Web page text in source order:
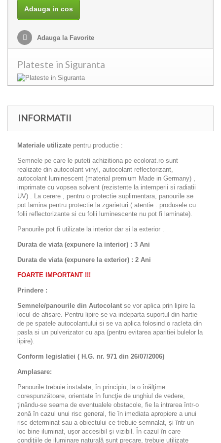
Adauga in cos
Adauga la Favorite
Plateste in Siguranta
INFORMATII
Materiale utilizate pentru productie :
Semnele pe care le puteti achizitiona pe ecolorat.ro sunt
realizate din autocolant vinyl, autocolant reflectorizant,
autocolant luminescent (material premium Made in Germany) ,
imprimate cu vopsea solvent (rezistente la intemperii si radiatii
UV) . La cerere , pentru o protectie suplimentara, panourile se
pot lamina pentru protectie la zgarieturi ( atentie : produsele cu
folii reflectorizante si cu folii luminescente nu pot fi laminate).
Panourile pot fi utilizate la interior dar si la exterior .
Durata de viata (expunere la interior) : 3 Ani
Durata de viata (expunere la exterior) : 2 Ani
FOARTE IMPORTANT !!!
Prindere :
Semnele/panourile din Autocolant se vor aplica prin lipire la
locul de afisare. Pentru lipire se va indeparta suportul din hartie
de pe spatele autocolantului si se va aplica folosind o racleta din
pasla si un pulverizator cu apa (pentru evitarea aparitiei bulelor la
lipire).
Conform legislatiei ( H.G. nr. 971 din 26/07/2006)
Amplasare:
Panourile trebuie instalate, în principiu, la o înălţime
corespunzătoare, orientate în funcţie de unghiul de vedere,
ţinându-se seama de eventualele obstacole, fie la intrarea într-o
zonă în cazul unui risc general, fie în imediata apropiere a unui
risc determinat sau a obiectului ce trebuie semnalat, şi într-un
loc bine iluminat, uşor accesibil şi vizibil. În cazul în care
condiţiile de iluminare naturală sunt precare, trebuie utilizate